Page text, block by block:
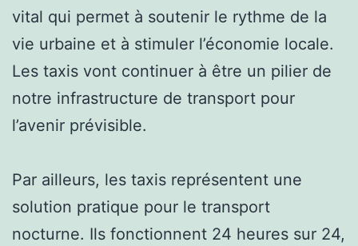
vital qui permet à soutenir le rythme de la
vie urbaine et à stimuler l’économie locale.
Les taxis vont continuer à être un pilier de
notre infrastructure de transport pour
l’avenir prévisible.
Par ailleurs, les taxis représentent une
solution pratique pour le transport
nocturne. Ils fonctionnent 24 heures sur 24,